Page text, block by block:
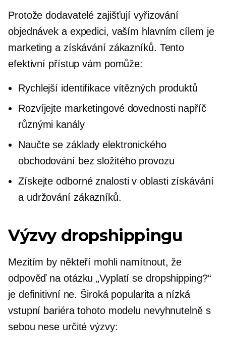
Protože dodavatelé zajišťují vyřizování
objednávek a expedici, vaším hlavním cílem je
marketing a získávání zákazníků. Tento
efektivní přístup vám pomůže:
Rychlejší identifikace vítězných produktů
Rozvíjejte marketingové dovednosti napříč
různými kanály
Naučte se základy elektronického
obchodování bez složitého provozu
Získejte odborné znalosti v oblasti získávání
a udržování zákazníků.
Výzvy dropshippingu
Mezitím by někteří mohli namítnout, že
odpověď na otázku „Vyplatí se dropshipping?“
je definitivní ne. Široká popularita a nízká
vstupní bariéra tohoto modelu nevyhnutelně s
sebou nese určité výzvy: